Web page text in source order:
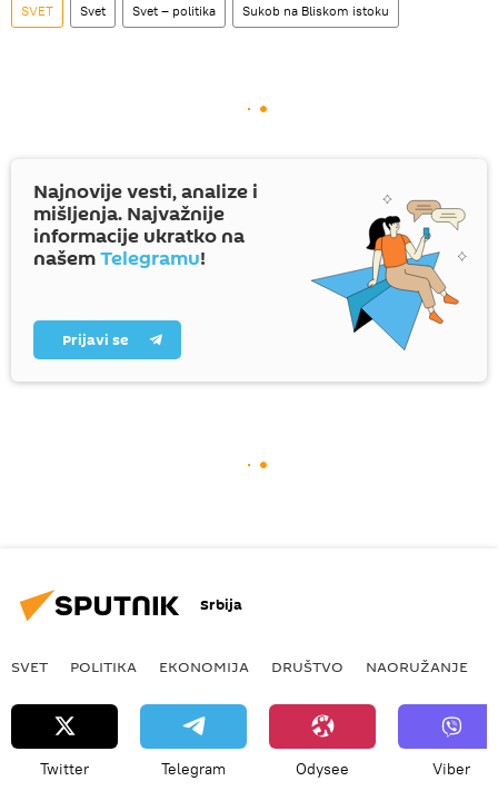
SVET Svet Svet – politika Sukob na Bliskom istoku
Najnovije vesti, analize i
mišljenja. Najvažnije
informacije ukratko na
našemTelegramu!
Prijavi se
Srbija
SVET POLITIKA EKONOMIJA DRUŠTVO NAORUŽANJE
Twitter Telegram Odysee Viber